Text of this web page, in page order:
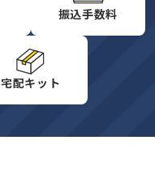
振込手数料
宅配キット